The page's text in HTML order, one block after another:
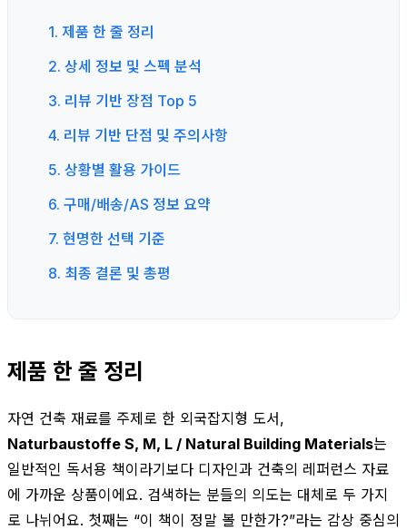
1. 제품 한 줄 정리
2. 상세 정보 및 스펙 분석
3. 리뷰 기반 장점 Top 5
4. 리뷰 기반 단점 및 주의사항
5. 상황별 활용 가이드
6. 구매/배송/AS 정보 요약
7. 현명한 선택 기준
8. 최종 결론 및 총평
제품 한 줄 정리
자연 건축 재료를 주제로 한 외국잡지형 도서,
Naturbaustoffe S, M, L / Natural Building Materials는
일반적인 독서용 책이라기보다 디자인과 건축의 레퍼런스 자료
에 가까운 상품이에요. 검색하는 분들의 의도는 대체로 두 가지
로 나뉘어요. 첫째는 “이 책이 정말 볼 만한가?”라는 감상 중심의